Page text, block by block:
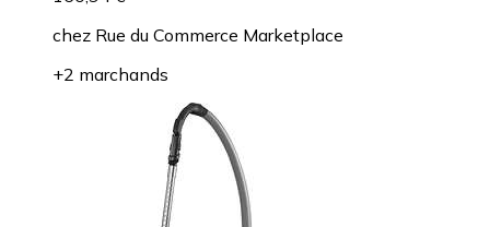
chez Rue du Commerce Marketplace
+2 marchands